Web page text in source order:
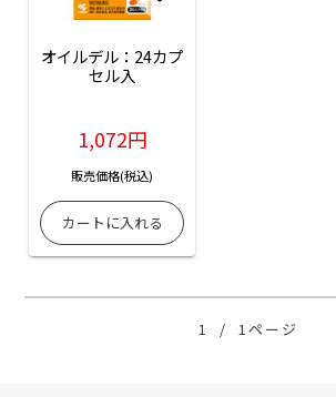
オイルデル：24カプ
セル入
1,072円
販売価格(税込)
1 / 1ページ